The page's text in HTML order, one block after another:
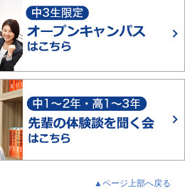
▲ページ上部へ戻る